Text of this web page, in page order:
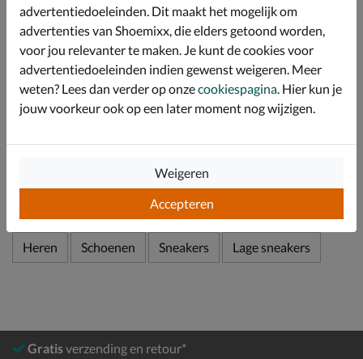
voeten droog blijven.
Afgewerkt met een chunky loopzool die door de
schokabsorberende werking zorgt voor een fijn
draaggevoel. De rubberen loopzool geeft niet af op de
vloer.
Heren Schoenen Sneakers Lage sneakers
Gratisverzending en retour*
advertentiedoeleinden. Dit maakt het mogelijk om
advertenties van Shoemixx, die elders getoond worden,
voor jou relevanter te maken. Je kunt de cookies voor
advertentiedoeleinden indien gewenst weigeren. Meer
weten? Lees dan verder op onzecookiespagina . Hier kun je
jouw voorkeur ook op een later moment nog wijzigen.
Accepteren
Weigeren